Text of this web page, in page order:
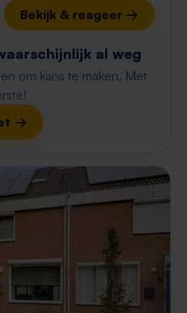
Bekijk & reageer →
al weg
om kans te maken. Met
→